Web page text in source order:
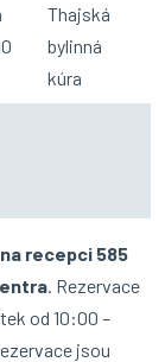
Thajská
bylinná
kúra
recepci 585
. Rezervace
od 10:00 –
jsou